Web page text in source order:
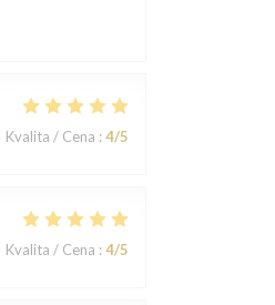
Kvalita / Cena : 4/5
Kvalita / Cena : 4/5